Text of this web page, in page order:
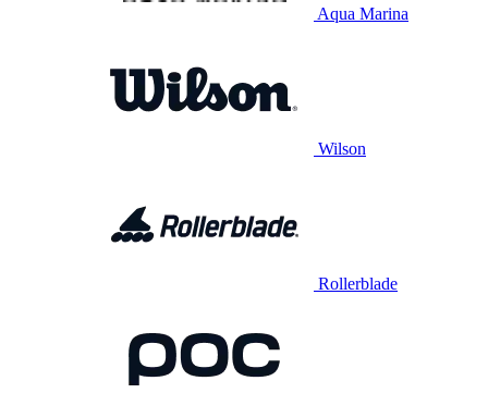
Aqua Marina
Wilson
Rollerblade